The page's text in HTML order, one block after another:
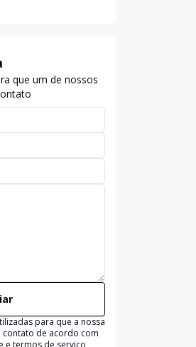
que um de nossos
para que a nossa
de acordo com
e termos de serviço